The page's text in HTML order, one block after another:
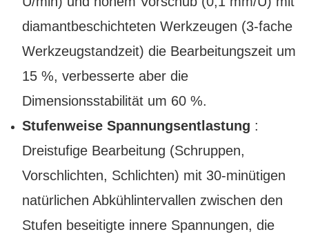
diamantbeschichteten Werkzeugen (3-fache
Werkzeugstandzeit) die Bearbeitungszeit um
15 %, verbesserte aber die
Dimensionsstabilität um 60 %.
Stufenweise Spannungsentlastung :
Dreistufige Bearbeitung (Schruppen,
Vorschlichten, Schlichten) mit 30-minütigen
natürlichen Abkühlintervallen zwischen den
Stufen beseitigte innere Spannungen, die